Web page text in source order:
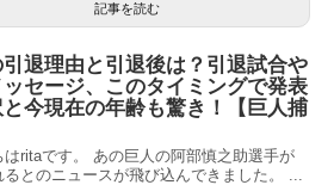
記事を読む
引退理由と引退後は？引退試合や
セージ、このタイミングで発表
と今現在の年齢も驚き！【巨人捕
はritaです。 あの巨人の阿部慎之助選手が
るとのニュースが飛び込んできました。 ...